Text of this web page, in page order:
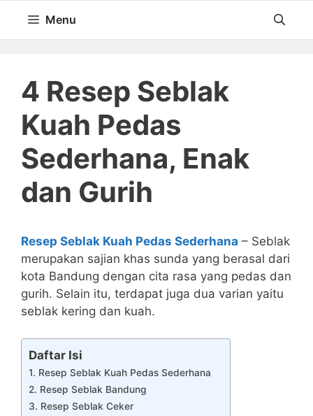
isi
Menu
4 Resep Seblak
Kuah Pedas
Sederhana, Enak
dan Gurih
Resep Seblak Kuah Pedas Sederhana – Seblak
merupakan sajian khas sunda yang berasal dari
kota Bandung dengan cita rasa yang pedas dan
gurih. Selain itu, terdapat juga dua varian yaitu
seblak kering dan kuah.
Daftar Isi
1. Resep Seblak Kuah Pedas Sederhana
2. Resep Seblak Bandung
3. Resep Seblak Ceker